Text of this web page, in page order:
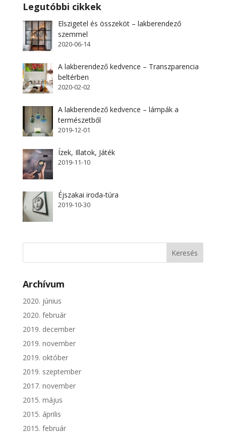
Legutóbbi cikkek
Elszigetel és összeköt – lakberendező
szemmel
2020-06-14
A lakberendező kedvence – Transzparencia
beltérben
2020-02-02
A lakberendező kedvence – lámpák a
természetből
2019-12-01
Ízek, Illatok, Játék
2019-11-10
Éjszakai iroda-túra
2019-10-30
Archívum
2020. június
2020. február
2019. december
2019. november
2019. október
2019. szeptember
2017. november
2015. május
2015. április
2015. február